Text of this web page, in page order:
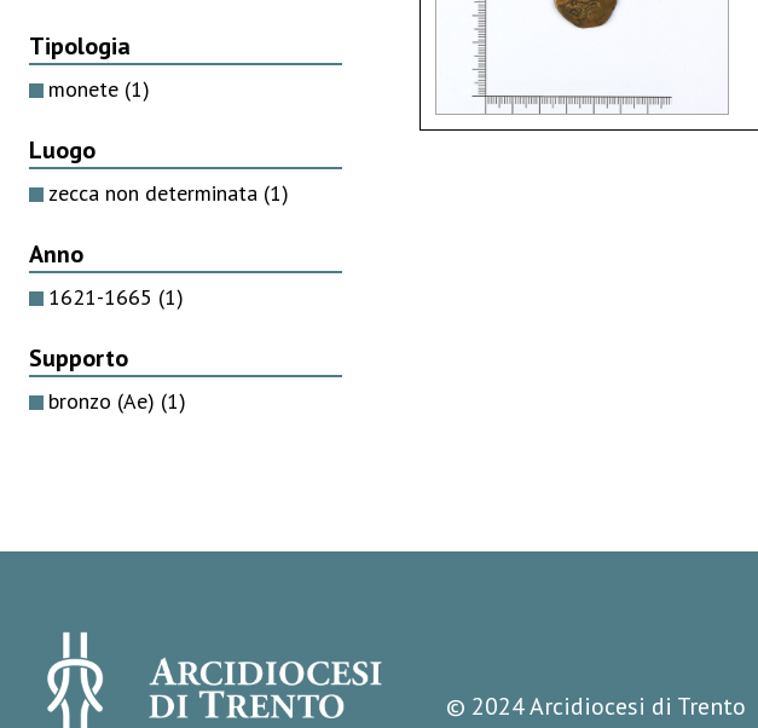
Tipologia
monete (1)
Luogo
zecca non determinata (1)
Anno
1621-1665 (1)
Supporto
bronzo (Ae) (1)
© 2024 Arcidiocesi di Trento